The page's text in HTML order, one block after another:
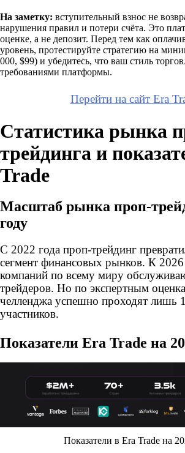
На заметку: вступительный взнос не
нарушения правил и потери счёта. Это
оценке, а не депозит. Перед тем как
уровень, протестируйте стратегию на
000, $99) и убедитесь, что ваш стиль
требованиями платформы.
Перейти на сайт Era
Статистика рынка
трейдинга и
Trade
Масштаб рынка проп-
году
С 2022 года проп-трейдинг
сегмент финансовых рынков. К
компаний по всему миру
трейдеров. Но по экспертным
челленджа успешно проходят лишь
участников.
Показатели Era Trade на
Показатели в Era Trade на